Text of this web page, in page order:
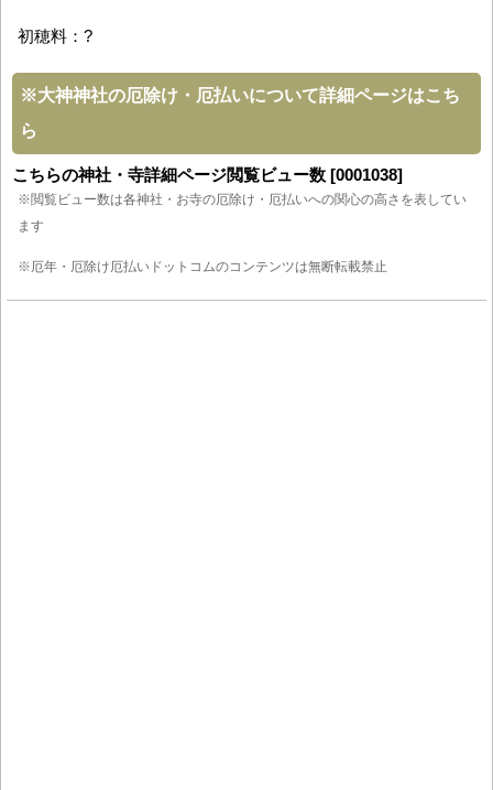
初穂料：?
※大神神社の厄除け・厄払いについて詳細ページはこち
ら
こちらの神社・寺詳細ページ閲覧ビュー数 [0001038]
※閲覧ビュー数は各神社・お寺の厄除け・厄払いへの関心の高さを表してい
ます
※厄年・厄除け厄払いドットコムのコンテンツは無断転載禁止